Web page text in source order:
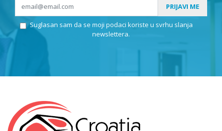
PRIJAVI ME
Suglasan sam da se moji podaci koriste u svrhu slanja
newslettera.